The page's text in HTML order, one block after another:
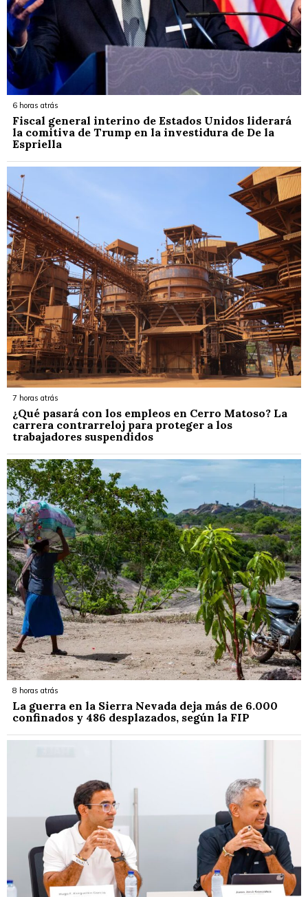
6 horas atrás
Fiscal general interino de Estados Unidos liderará
la comitiva de Trump en la investidura de De la
Espriella
7 horas atrás
¿Qué pasará con los empleos en Cerro Matoso? La
carrera contrarreloj para proteger a los
trabajadores suspendidos
8 horas atrás
La guerra en la Sierra Nevada deja más de 6.000
confinados y 486 desplazados, según la FIP